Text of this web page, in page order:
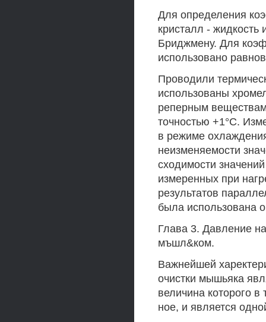
Для определения
кристалл - жидкость
Бриджмену. Для
использовано
Проводили
использованы
реперным
точностью +1°С.
в режиме
неизменяемости
сходимости
измеренных при
результатов
была использована
Глава 3. Давление
мъшл&ком.
Важнейшей
очистки мышьяка
величина которого
ное, и является